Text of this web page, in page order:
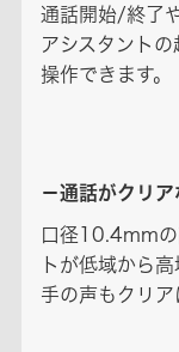
通話開始/終了
アシスタントの
操作できます。
－通話がクリ
口径10.4mmの
トが低域から
手の声もクリア